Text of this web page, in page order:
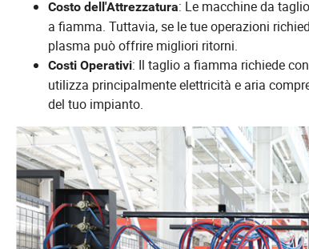
Costo dell'Attrezzatura: Le macchine da
a fiamma. Tuttavia, se le tue operazioni
plasma può offrire migliori ritorni.
Costi Operativi: Il taglio a fiamma richiede
utilizza principalmente elettricità e aria
del tuo impianto.